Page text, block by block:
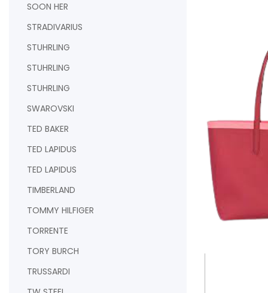
SOON HER
STRADIVARIUS
STUHRLING
STUHRLING
STUHRLING
SWAROVSKI
TED BAKER
TED LAPIDUS
TED LAPIDUS
TIMBERLAND
TOMMY HILFIGER
TORRENTE
TORY BURCH
TRUSSARDI